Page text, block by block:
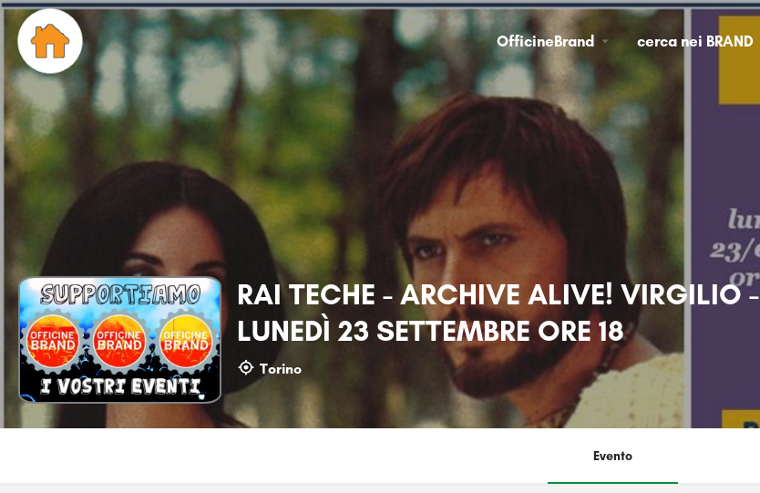
OfficineBrand cerca nei BRAND
RAI TECHE - ARCHIVE ALIVE! VIRGILIO -
LUNEDÌ 23 SETTEMBRE ORE 18
Torino
Evento